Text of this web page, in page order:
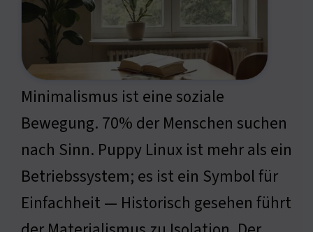
Minimalismus ist eine soziale
Bewegung. 70% der Menschen suchen
nach Sinn. Puppy Linux ist mehr als ein
Betriebssystem; es ist ein Symbol für
Einfachheit — Historisch gesehen führt